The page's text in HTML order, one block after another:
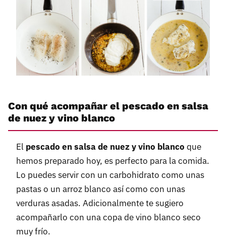
Con qué acompañar el pescado en salsa
de nuez y vino blanco
El pescado en salsa de nuez y vino blanco que
hemos preparado hoy, es perfecto para la comida.
Lo puedes servir con un carbohidrato como unas
pastas o un arroz blanco así como con unas
verduras asadas. Adicionalmente te sugiero
acompañarlo con una copa de vino blanco seco
muy frío.